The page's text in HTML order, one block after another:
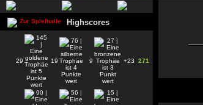
Highscores
29 19 9 +23 271